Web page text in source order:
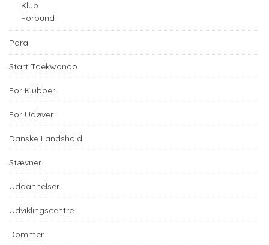
Klub
Forbund
Para
Start Taekwondo
For Klubber
For Udøver
Danske Landshold
Stævner
Uddannelser
Udviklingscentre
Dommer